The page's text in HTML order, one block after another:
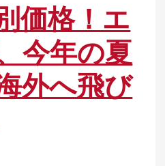
価格！エ
今年の夏
外へ飛び